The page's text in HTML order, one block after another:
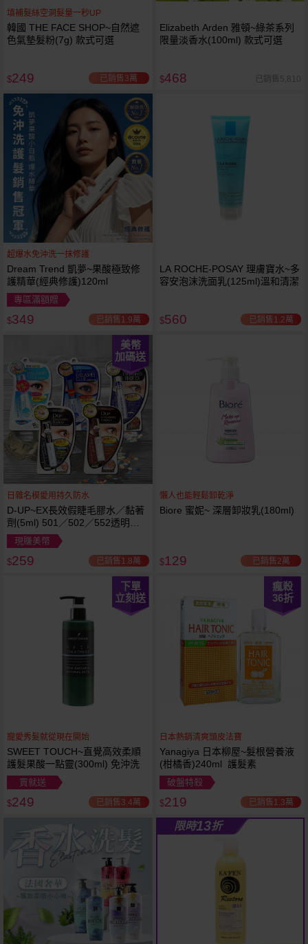
填補髮絲空洞髮量一秒UP
韓國 THE FACE SHOP~自然遮
色氣墊髮粉(7g) 款式可選
$249 已銷售3萬
Elizabeth Arden 雅頓~綠茶系列
限量淡香水(100ml) 款式可選
$468 已銷售5,810
超爆水免沖洗一抹修護
Dream Trend 凱夢~果酸極致修
護精華(經典修護)120ml
專區滿額贈
$349 已銷售1.9萬
LA ROCHE-POSAY 理膚寶水~多
容安泡沫洗面乳(125ml)溫和清潔
$560 已銷售1.2萬
美幣
加碼送
日雜名模愛用持久防水
D-UP~EX長效假睫毛膠水／黏著
劑(5ml) 501／502／552透明／
553黑色／554咖啡色 款式可選
現賺美幣
$259 已銷售1.8萬
懶人也能輕鬆卸乾淨
Biore 蜜妮~ 深層卸妝乳(180ml)
$129 已銷售2萬
下單
立刻送
寵愛秀髮就從現在開始
SWEET TOUCH~直覺高效柔順
護髮果酸一點靈(300ml) 免沖洗
買就送
$249 已銷售3.4萬
瘋殺
36折
日本熱銷清爽頭皮法寶
Yanagiya 日本柳屋~髮根營養液
(柑橘香)240ml 護髮素
破盤特殺
$219 已銷售1.3萬
限時13折